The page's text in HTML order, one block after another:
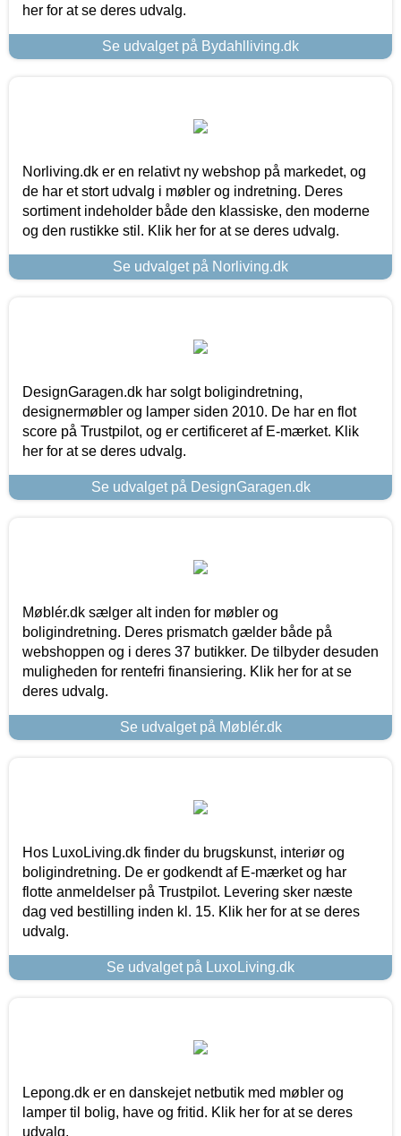
her for at se deres udvalg.
Se udvalget på Bydahlliving.dk
Norliving.dk er en relativt ny webshop på markedet, og
de har et stort udvalg i møbler og indretning. Deres
sortiment indeholder både den klassiske, den moderne
og den rustikke stil. Klik her for at se deres udvalg.
Se udvalget på Norliving.dk
DesignGaragen.dk har solgt boligindretning,
designermøbler og lamper siden 2010. De har en flot
score på Trustpilot, og er certificeret af E-mærket. Klik
her for at se deres udvalg.
Se udvalget på DesignGaragen.dk
Møblér.dk sælger alt inden for møbler og
boligindretning. Deres prismatch gælder både på
webshoppen og i deres 37 butikker. De tilbyder desuden
muligheden for rentefri finansiering. Klik her for at se
deres udvalg.
Se udvalget på Møblér.dk
Hos LuxoLiving.dk finder du brugskunst, interiør og
boligindretning. De er godkendt af E-mærket og har
flotte anmeldelser på Trustpilot. Levering sker næste
dag ved bestilling inden kl. 15. Klik her for at se deres
udvalg.
Se udvalget på LuxoLiving.dk
Lepong.dk er en danskejet netbutik med møbler og
lamper til bolig, have og fritid. Klik her for at se deres
udvalg.